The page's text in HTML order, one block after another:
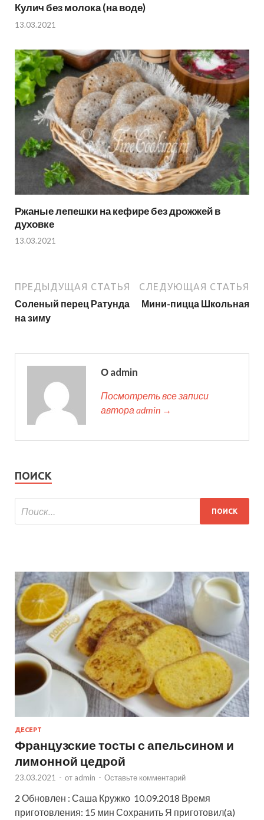
Кулич без молока (на воде)
13.03.2021
Ржаные лепешки на кефире без дрожжей в
духовке
13.03.2021
ПРЕДЫДУЩАЯ СТАТЬЯ
Соленый перец Ратунда
на зиму
СЛЕДУЮЩАЯ СТАТЬЯ
Мини-пицца Школьная
О admin
Посмотреть все записи
автора admin →
ПОИСК
ДЕСЕРТ
Французские тосты с апельсином и
лимонной цедрой
23.03.2021 - от admin - Оставьте комментарий
2 Обновлен : Саша Кружко 10.09.2018 Время
приготовления: 15 мин Сохранить Я приготовил(а)